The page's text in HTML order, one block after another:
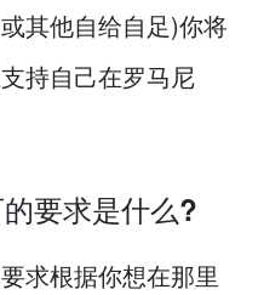
其他自给自足)你将
持自己在罗马尼
要求是什么?
求根据你想在那里